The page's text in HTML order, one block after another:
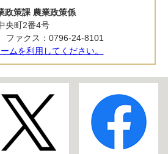
政策課 農業政策係
央町2番4号
ァクス：0796-24-8101
ムを利用してください。